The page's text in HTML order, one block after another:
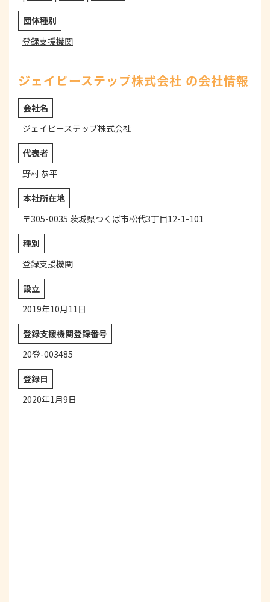
団体種別
登録支援機関
ジェイピーステップ株式会社 の会社情報
会社名
ジェイピーステップ株式会社
代表者
野村 恭平
本社所在地
〒305-0035 茨城県つくば市松代3丁目12-1-101
種別
登録支援機関
設立
2019年10月11日
登録支援機関登録番号
20登-003485
登録日
2020年1月9日